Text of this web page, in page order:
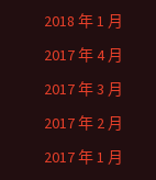
2018 年 1 月
2017 年 4 月
2017 年 3 月
2017 年 2 月
2017 年 1 月